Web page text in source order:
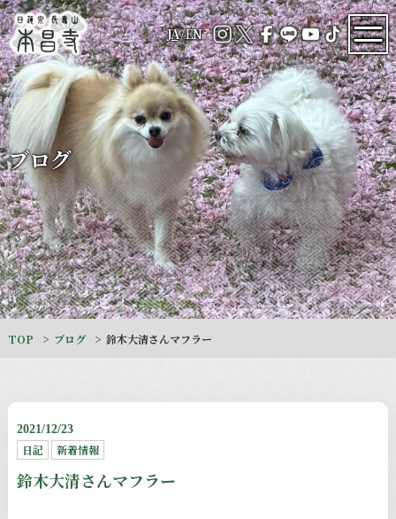
JA/EN
ブログ
TOP ブログ 鈴木大清さんマフラー
2021/12/23
日記 新着情報
鈴木大清さんマフラー